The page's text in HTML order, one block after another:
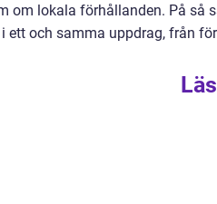
om lokala förhållanden. På så
ett och samma uppdrag, från